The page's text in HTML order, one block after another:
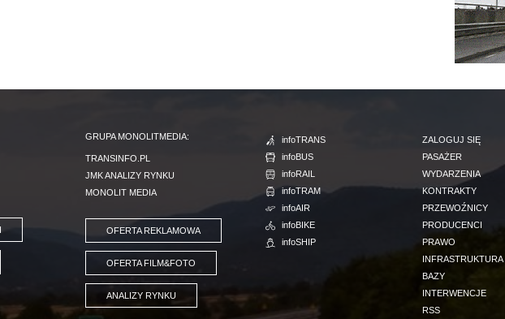
GRUPA MONOLITMEDIA:
TRANSINFO.PL
JMK ANALIZY RYNKU
MONOLIT MEDIA
OFERTA REKLAMOWA
OFERTA FILM&FOTO
ANALIZY RYNKU
infoTRANS
infoBUS
infoRAIL
infoTRAM
infoAIR
infoBIKE
infoSHIP
ZALOGUJ SIĘ
PASAŻER
WYDARZENIA
KONTRAKTY
PRZEWOŹNICY
PRODUCENCI
PRAWO
INFRASTRUKTURA
BAZY
INTERWENCJE
RSS